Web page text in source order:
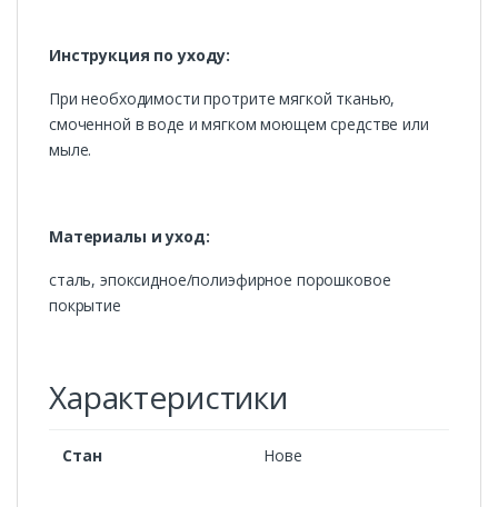
Инструкция по уходу:
При необходимости протрите мягкой тканью,
смоченной в воде и мягком моющем средстве или
мыле.
Материалы и уход:
сталь, эпоксидное/полиэфирное порошковое
покрытие
Характеристики
Стан Нове